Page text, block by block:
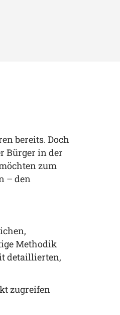
bereits. Doch
Bürger in der
zum
– den
Methodik
detaillierten,
zugreifen